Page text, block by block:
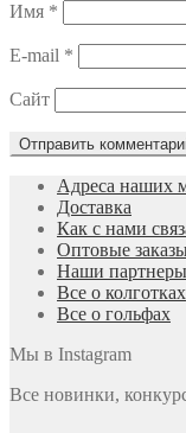
Имя *
E-mail *
Сайт
Адреса наших
Доставка
Как с нами
Оптовые
Наши партнеры
Все о колготках
Все о гольфах
Мы в Instagram
Все новинки,